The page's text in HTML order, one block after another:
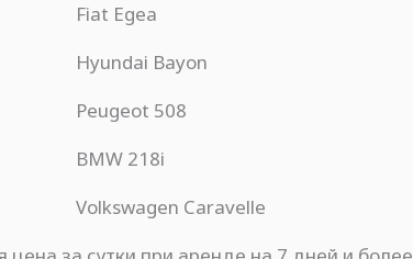
Fiat Egea
Hyundai Bayon
Peugeot 508
BMW 218i
Volkswagen Caravelle